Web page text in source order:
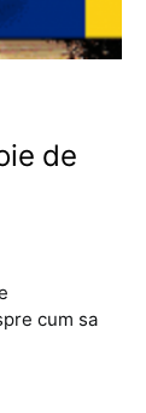
de
cum sa